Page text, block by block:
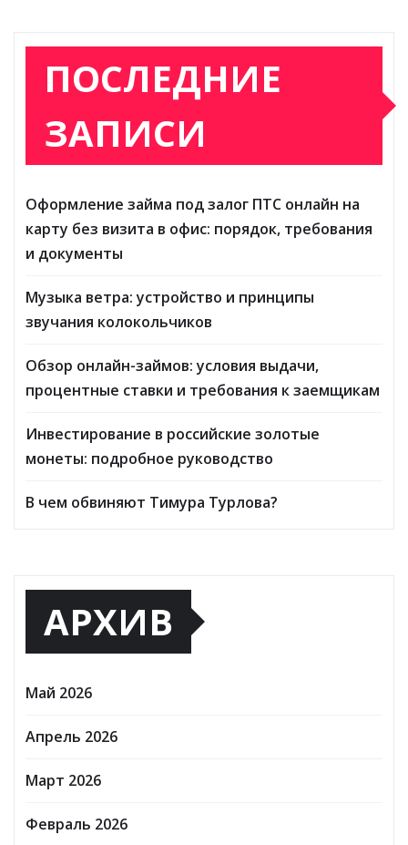
ПОСЛЕДНИЕ
ЗАПИСИ
Оформление займа под залог ПТС онлайн на
карту без визита в офис: порядок, требования
и документы
Музыка ветра: устройство и принципы
звучания колокольчиков
Обзор онлайн-займов: условия выдачи,
процентные ставки и требования к заемщикам
Инвестирование в российские золотые
монеты: подробное руководство
В чем обвиняют Тимура Турлова?
АРХИВ
Май 2026
Апрель 2026
Март 2026
Февраль 2026